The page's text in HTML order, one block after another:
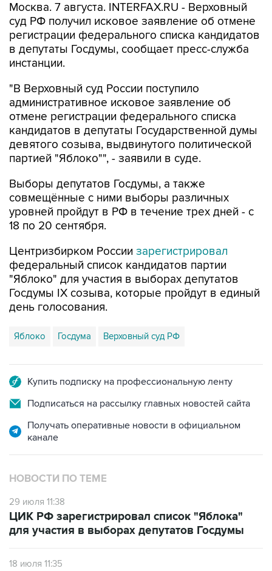
Москва. 7 августа. INTERFAX.RU - Верховный
суд РФ получил исковое заявление об отмене
регистрации федерального списка кандидатов
в депутаты Госдумы, сообщает пресс-служба
инстанции.
"В Верховный суд России поступило
административное исковое заявление об
отмене регистрации федерального списка
кандидатов в депутаты Государственной думы
девятого созыва, выдвинутого политической
партией "Яблоко"", - заявили в суде.
Выборы депутатов Госдумы, а также
совмещённые с ними выборы различных
уровней пройдут в РФ в течение трех дней - с
18 по 20 сентября.
Центризбирком России зарегистрировал
федеральный список кандидатов партии
"Яблоко" для участия в выборах депутатов
Госдумы IX созыва, которые пройдут в единый
день голосования.
Яблоко Госдума Верховный суд РФ
Купить подписку на профессиональную ленту
Подписаться на рассылку главных новостей сайта
Получать оперативные новости в официальном
канале
НОВОСТИ ПО ТЕМЕ
29 июля 11:38
ЦИК РФ зарегистрировал список "Яблока"
для участия в выборах депутатов Госдумы
18 июля 11:35